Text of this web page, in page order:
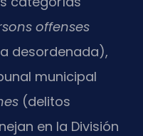
offenses
desordenada),
municipal
(delitos
en la División